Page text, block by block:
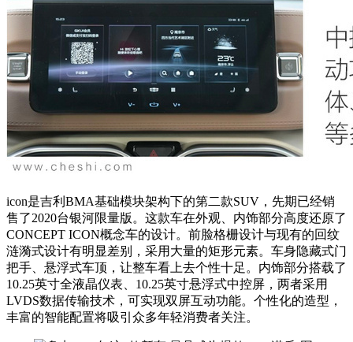
icon是吉利BMA基础模块架构下的第二款SUV，先期已经销
售了2020台银河限量版。这款车在外观、内饰部分高度还原了
CONCEPT ICON概念车的设计。前脸格栅设计与现有的回纹
涟漪式设计有明显差别，采用大量的矩形元素。车身隐藏式门
把手、悬浮式车顶，让整车看上去个性十足。内饰部分搭载了
10.25英寸全液晶仪表、10.25英寸悬浮式中控屏，两者采用
LVDS数据传输技术，可实现双屏互动功能。个性化的造型，
丰富的智能配置将吸引众多年轻消费者关注。